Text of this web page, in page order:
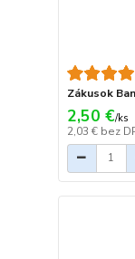
Zákusok
2,50 €/ks
2,03 € bez